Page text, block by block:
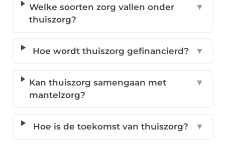
Welke soorten zorg vallen onder
thuiszorg?
▼
Hoe wordt thuiszorg gefinancierd? ▼
Kan thuiszorg samengaan met
mantelzorg?
▼
Hoe is de toekomst van thuiszorg? ▼